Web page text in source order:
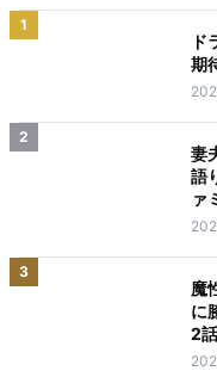
1
ド
期
2
妻
語
ァ
3
魔
に
2話